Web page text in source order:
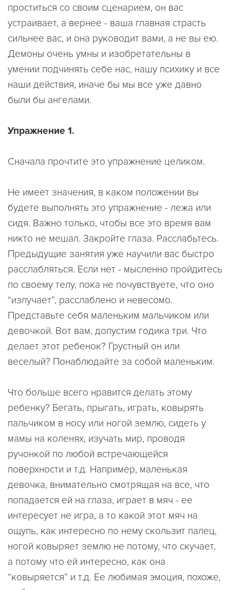
проститься со своим сценарием, он вас
устраивает, а вернее - ваша главная страсть
сильнее вас, и она руководит вами, а не вы ею.
Демоны очень умны и изобретательны в
умении подчинять себе нас, нашу психику и все
наши действия, иначе бы мы все уже давно
были бы ангелами.
Упражнение 1.
Сначала прочтите это упражнение целиком.
Не имеет значения, в каком положении вы
будете выполнять это упражнение - лежа или
сидя. Важно только, чтобы все это время вам
никто не мешал. Закройте глаза. Расслабьтесь.
Предыдущие занятия уже научили вас быстро
расслабляться. Если нет - мысленно пройдитесь
по своему телу, пока не почувствуете, что оно
“излучает”, расслаблено и невесомо.
Представьте себя маленьким мальчиком или
девочкой. Вот вам, допустим годика три. Что
делает этот ребенок? Грустный он или
веселый? Понаблюдайте за собой маленьким.
Что больше всего нравится делать этому
ребенку? Бегать, прыгать, играть, ковырять
пальчиком в носу или ногой землю, сидеть у
мамы на коленях, изучать мир, проводя
ручонкой по любой встречающейся
поверхности и т.д. Например, маленькая
девочка, внимательно смотрящая на все, что
попадается ей на глаза, играет в мяч - ее
интересует не игра, а то какой этот мяч на
ощупь, как интересно по нему скользит палец,
ногой ковыряет землю не потому, что скучает,
а потому что ей интересно, как она
“ковыряется” и т.д. Ее любимая эмоция, похоже,